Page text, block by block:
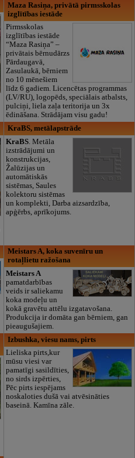
Maza Rasiņa, privātā pirmsskolas
izglītības iestāde
Pirmsskolas
izglītības iestāde
“Maza Rasiņa” –
privātais bērnudārzs
Pārdaugavā,
Zasulaukā, bērniem
no 10 mēnešiem
līdz 6 gadiem. Licencētas programmas
(LV/RU), logopēds, speciālais atbalsts,
pulciņi, liela zaļa teritorija un 3x
ēdināšana. Strādājam visu gadu!
KraBS, metālapstrāde
KraBS . Metāla
izstrādājumi un
konstrukcijas,
Žalūzijas un
automātiskās
sistēmas, Saules
kolektoru sistēmas
un komplekti, Darba aizsardzība,
apģērbs, aprīkojums.
Meistars A, koka suvenīru un
rotaļlietu ražošana
Meistars A
pamatdarbības
veids ir saliekamu
koka modeļu un
kokā gravētu attēlu izgatavošana.
Produkcija ir domāta gan bērniem, gan
pieaugušajiem.
Izbushka, viesu nams, pirts
Lieliska pirts,kur
mūsu viesi var
pamatīgi sasildīties,
no sirds izpērties,
Pēc pirts iespējams
noskaloties dušā vai atvēsināties
baseinā. Kamīna zāle.